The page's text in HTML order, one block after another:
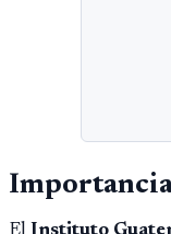
Importancia